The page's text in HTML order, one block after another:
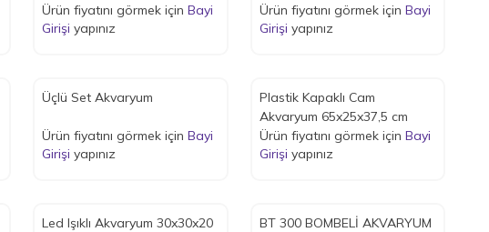
Ürün fiyatını görmek için Bayi
Girişi yapınız
Ürün fiyatını görmek için Bayi
Girişi yapınız
Üçlü Set Akvaryum
Ürün fiyatını görmek için Bayi
Girişi yapınız
Plastik Kapaklı Cam
Akvaryum 65x25x37,5 cm
Ürün fiyatını görmek için Bayi
Girişi yapınız
Led Işıklı Akvaryum 30x30x20
BT 300 BOMBELİ AKVARYUM